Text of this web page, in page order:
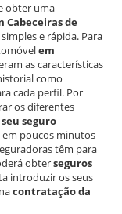
obter uma
Cabeceiras de
e rápida. Para
em
as características
como
cada perfil. Por
os diferentes
seguro
em poucos minutos
têm para
obterseguros
introduzir os seus
contratação da